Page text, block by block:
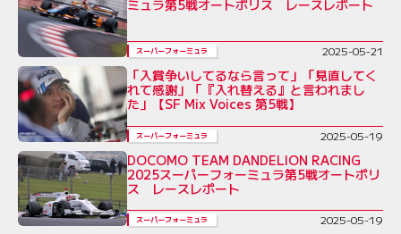
ミュラ第5戦オートポリス レースレポート
スーパーフォーミュラ 2025-05-21
「入賞争いしてるなら言って」「見直してく
れて感謝」「『入れ替える』と言われまし
た」【SF Mix Voices 第5戦】
スーパーフォーミュラ 2025-05-19
DOCOMO TEAM DANDELION RACING
2025スーパーフォーミュラ第5戦オートポリ
ス レースレポート
スーパーフォーミュラ 2025-05-19